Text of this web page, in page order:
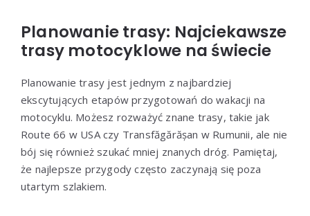
Planowanie trasy: Najciekawsze
trasy motocyklowe na świecie
Planowanie trasy jest jednym z najbardziej
ekscytujących etapów przygotowań do wakacji na
motocyklu. Możesz rozważyć znane trasy, takie jak
Route 66 w USA czy Transfăgărășan w Rumunii, ale nie
bój się również szukać mniej znanych dróg. Pamiętaj,
że najlepsze przygody często zaczynają się poza
utartym szlakiem.